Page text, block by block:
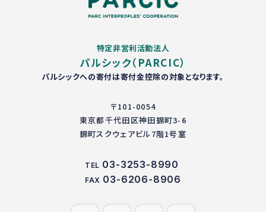
特定非営利活動法人
パルシック（PARCIC）
パルシックへの寄付は寄付金控除の対象となります。
〒101-0054
東京都千代田区神田錦町3-6
錦町スクウェアビル7階1号室
TEL 03-3253-8990
FAX 03-6206-8906